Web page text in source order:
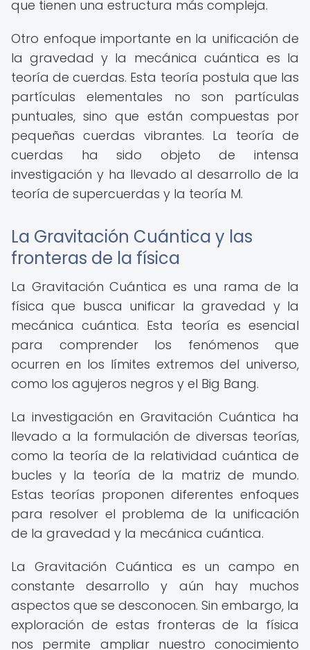
que tienen una estructura más compleja.
Otro enfoque importante en la unificación de
la gravedad y la mecánica cuántica es la
teoría de cuerdas. Esta teoría postula que las
partículas elementales no son partículas
puntuales, sino que están compuestas por
pequeñas cuerdas vibrantes. La teoría de
cuerdas ha sido objeto de intensa
investigación y ha llevado al desarrollo de la
teoría de supercuerdas y la teoría M.
La Gravitación Cuántica y las
fronteras de la física
La Gravitación Cuántica es una rama de la
física que busca unificar la gravedad y la
mecánica cuántica. Esta teoría es esencial
para comprender los fenómenos que
ocurren en los límites extremos del universo,
como los agujeros negros y el Big Bang.
La investigación en Gravitación Cuántica ha
llevado a la formulación de diversas teorías,
como la teoría de la relatividad cuántica de
bucles y la teoría de la matriz de mundo.
Estas teorías proponen diferentes enfoques
para resolver el problema de la unificación
de la gravedad y la mecánica cuántica.
La Gravitación Cuántica es un campo en
constante desarrollo y aún hay muchos
aspectos que se desconocen. Sin embargo, la
exploración de estas fronteras de la física
nos permite ampliar nuestro conocimiento